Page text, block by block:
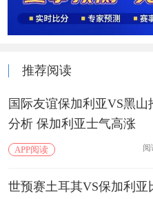
推荐阅读
国际友谊保加利亚VS黑山
分析 保加利亚士气高涨
APP阅读 阅
世预赛土耳其VS保加利亚